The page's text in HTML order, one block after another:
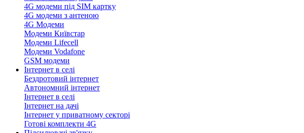
4G модеми під SIM картку
4G модеми з антеною
4G Модеми
Модеми Київстар
Модеми Lifecell
Модеми Vodafone
GSM модеми
Інтернет в селі
Бездротовий інтернет
Автономний інтернет
Інтернет в селі
Інтернет на дачі
Інтернет у приватному секторі
Готові комплекти 4G